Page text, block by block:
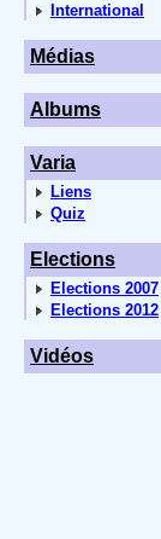
International
Médias
Albums
Varia
Liens
Quiz
Elections
Elections 2007
Elections 2012
Vidéos